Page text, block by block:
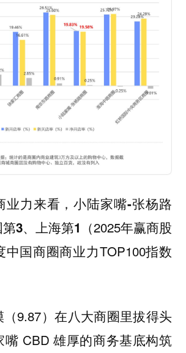
业力来看，小陆家嘴-张杨路
3、上海第1 （2025年赢商股
中国商圈商业力TOP100指数
9.87）在八大商圈里拔得头
CBD 雄厚的商务基底构筑